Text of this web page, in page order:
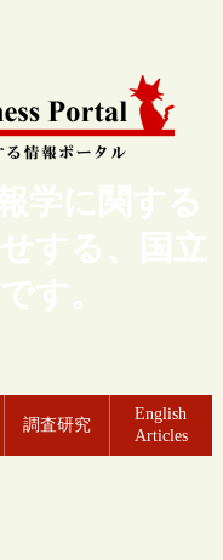
学に関する
する、国立
す。
調査研究
English
Articles